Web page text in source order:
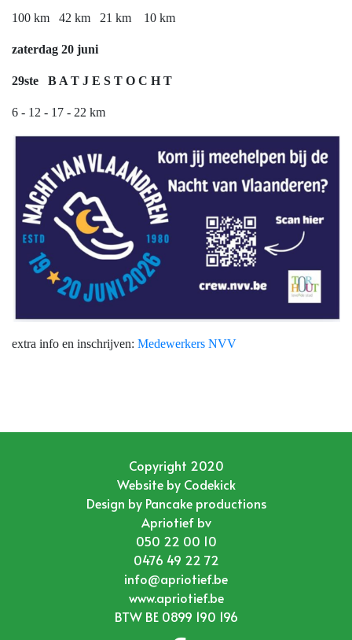
100 km 42 km 21 km 10 km
zaterdag 20 juni
29ste B A T J E S T O C H T
6 - 12 - 17 - 22 km
extra info en inschrijven: Medewerkers NVV
Copyright 2020
Website by Codekick
Design by Pancake productions
Apriotief bv
050 22 00 10
0476 49 22 72
info@apriotief.be
www.apriotief.be
BTW BE 0899 190 196